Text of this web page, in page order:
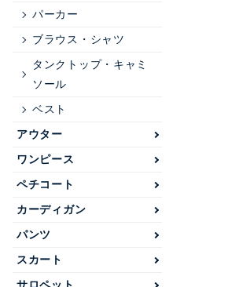
パーカー
ブラウス・シャツ
タンクトップ・キャミ
ソール
ベスト
アウター
ワンピース
ペチコート
カーディガン
パンツ
スカート